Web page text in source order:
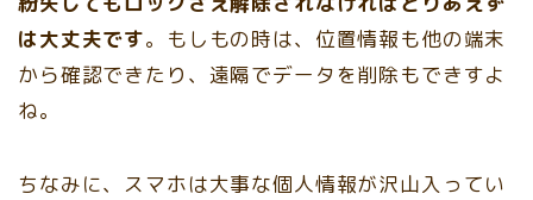
は大丈夫です。もしもの時は、位置情報も他の端末
から確認できたり、遠隔でデータを削除もできすよ
ね。
ちなみに、スマホは大事な個人情報が沢山入ってい